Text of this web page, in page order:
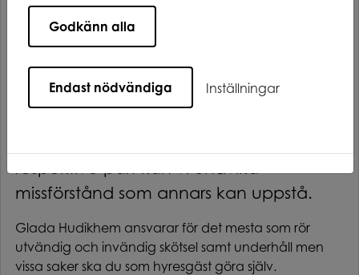
Att förstå ansvarsfördelningen i en
hyresrätt är viktigt både för dig som
hyresgäst och för oss på Glada
respektive part kan vi undvika
missförstånd som annars kan uppstå.
Glada Hudikhem ansvarar för det mesta som rör
utvändig och invändig skötsel samt underhåll men
vissa saker ska du som hyresgäst göra själv.
Godkänn alla
Endast nödvändiga Inställningar